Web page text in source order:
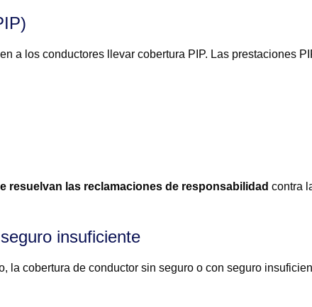
a los conductores llevar cobertura PIP. Las prestaciones
resuelvan las reclamaciones de responsabilidad contra
insuficiente
la cobertura de conductor sin seguro o con seguro